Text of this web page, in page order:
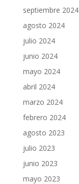
septiembre 2024
agosto 2024
julio 2024
junio 2024
mayo 2024
abril 2024
marzo 2024
febrero 2024
agosto 2023
julio 2023
junio 2023
mayo 2023